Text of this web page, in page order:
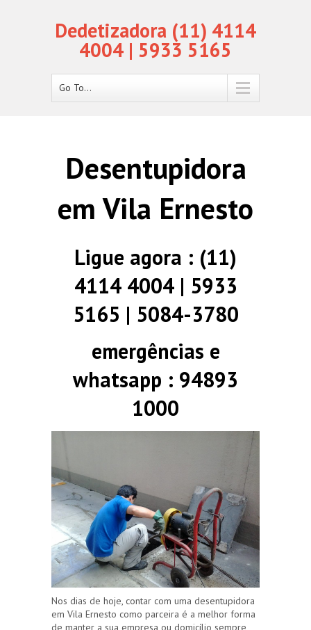
Dedetizadora (11) 4114
4004 | 5933 5165
Go To...
Desentupidora
em Vila Ernesto
Ligue agora : (11)
4114 4004 | 5933
5165 | 5084-3780
emergências e
whatsapp : 94893
1000
Nos dias de hoje, contar com uma desentupidora
em Vila Ernesto como parceira é a melhor forma
de manter a sua empresa ou domicílio sempre